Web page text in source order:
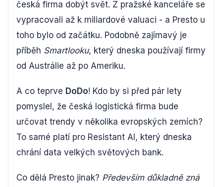
česká firma dobýt svět. Z pražské kanceláře se
vypracovali až k miliardové valuaci - a Presto u
toho bylo od začátku. Podobně zajímavý je
příběh Smartlooku, který dneska používají firmy
od Austrálie až po Ameriku.
A co teprve DoDo! Kdo by si před pár lety
pomyslel, že česká logistická firma bude
určovat trendy v několika evropských zemích?
To samé platí pro Resistant AI, který dneska
chrání data velkých světových bank.
Co dělá Presto jinak? Především důkladně zná